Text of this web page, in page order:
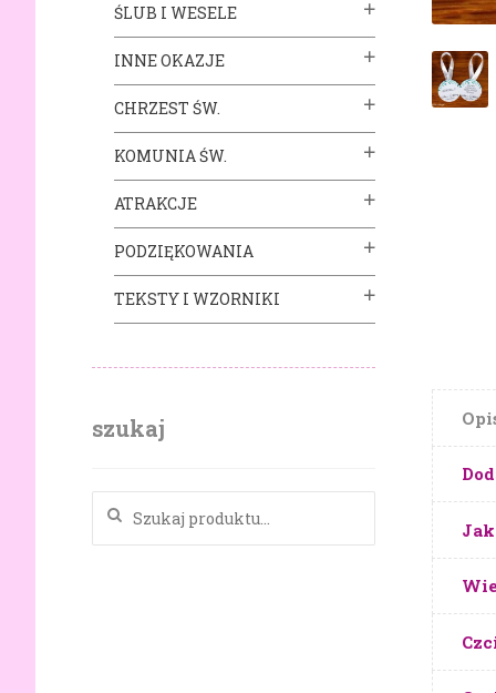
ŚLUB I WESELE
INNE OKAZJE
CHRZEST ŚW.
KOMUNIA ŚW.
ATRAKCJE
PODZIĘKOWANIA
TEKSTY I WZORNIKI
szukaj